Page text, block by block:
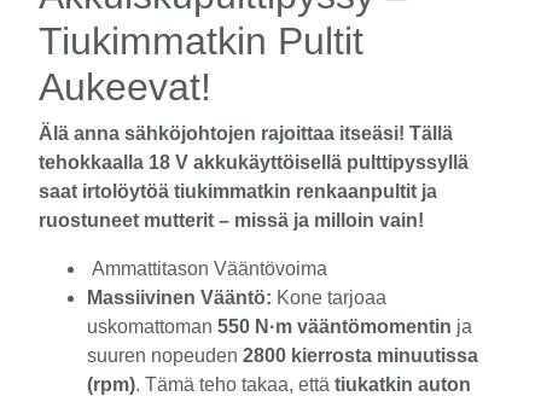
Tiukimmatkin Pultit
Aukeevat!
Älä anna sähköjohtojen rajoittaa itseäsi! Tällä
tehokkaalla 18 V akkukäyttöisellä pulttipyssyllä
saat irtolöytöä tiukimmatkin renkaanpultit ja
ruostuneet mutterit – missä ja milloin vain!
Ammattitason Vääntövoima
Massiivinen Vääntö: Kone tarjoaa
uskomattoman 550 N·m vääntömomentin ja
suuren nopeuden 2800 kierrosta minuutissa
(rpm). Tämä teho takaa, että tiukatkin auton